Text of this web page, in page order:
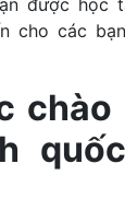
được học
cho các